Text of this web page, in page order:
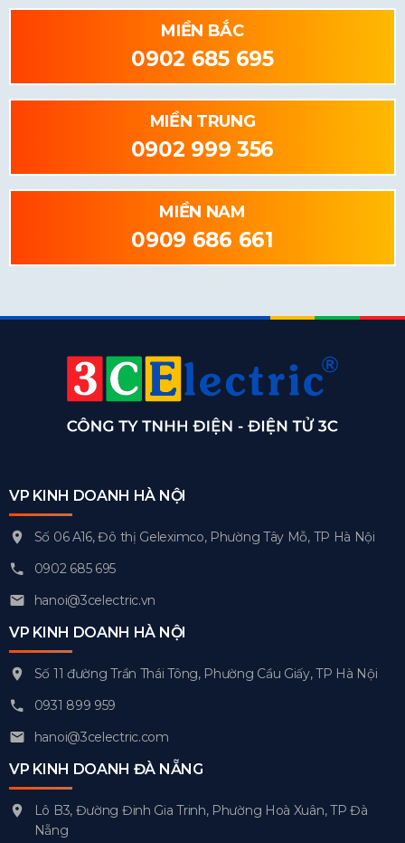
MIỀN BẮC
0902 685 695
MIỀN TRUNG
0902 999 356
MIỀN NAM
0909 686 661
VP KINH DOANH HÀ NỘI
Số 06 A16, Đô thị Geleximco, Phường Tây Mỗ, TP Hà Nội
0902 685 695
hanoi@3celectric.vn
VP KINH DOANH HÀ NỘI
Số 11 đường Trần Thái Tông, Phường Cầu Giấy, TP Hà Nội
0931 899 959
hanoi@3celectric.com
VP KINH DOANH ĐÀ NẴNG
Lô B3, Đường Đinh Gia Trinh, Phường Hoà Xuân, TP Đà
Nẵng